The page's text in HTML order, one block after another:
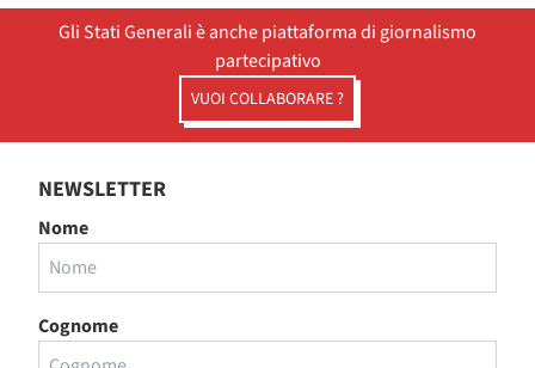
Gli Stati Generali è anche piattaforma di giornalismo
partecipativo
VUOI COLLABORARE ?
NEWSLETTER
Nome
Cognome